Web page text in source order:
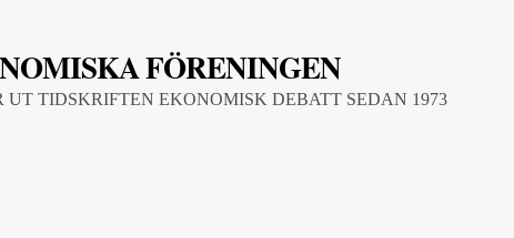
FÖRENINGEN
UT TIDSKRIFTEN EKONOMISK DEBATT SEDAN 1973